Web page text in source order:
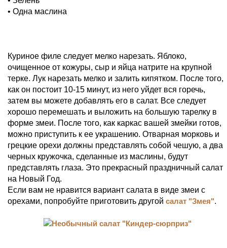
• Одна маслина
Куриное филе следует мелко нарезать. Яблоко,
очищенное от кожуры, сыр и яйца натрите на крупной
терке. Лук нарезать мелко и залить кипятком. После того,
как он постоит 10-15 минут, из него уйдет вся горечь,
затем вы можете добавлять его в салат. Все следует
хорошо перемешать и выложить на большую тарелку в
форме змеи. После того, как каркас вашей змейки готов,
можно приступить к ее украшению. Отварная морковь и
грецкие орехи должны представлять собой чешую, а два
черных кружочка, сделанные из маслины, будут
представлять глаза. Это прекрасный праздничный салат
на Новый Год.
Если вам не нравится вариант салата в виде змеи с
орехами, попробуйте приготовить другой салат "Змея".